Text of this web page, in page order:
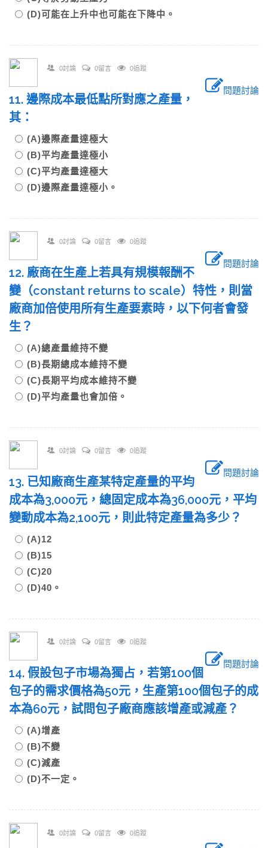
(D)可能在上升中也可能在下降中。
0討論 0留言 0追蹤
問題討論
11. 邊際成本最低點所對應之產量，
其：
(A)邊際產量達極大
(B)平均產量達極小
(C)平均產量達極大
(D)邊際產量達極小。
0討論 0留言 0追蹤
問題討論
12. 廠商在生產上若具有規模報酬不
變（constant returns to scale）特性，則當
廠商加倍使用所有生產要素時，以下何者會發
生？
(A)總產量維持不變
(B)長期總成本維持不變
(C)長期平均成本維持不變
(D)平均產量也會加倍。
0討論 0留言 0追蹤
問題討論
13. 已知廠商生產某特定產量的平均
成本為3,000元，總固定成本為36,000元，平均
變動成本為2,100元，則此特定產量為多少？
(A)12
(B)15
(C)20
(D)40。
0討論 0留言 0追蹤
問題討論
14. 假設包子市場為獨占，若第100個
包子的需求價格為50元，生產第100個包子的成
本為60元，試問包子廠商應該增產或減產？
(A)增產
(B)不變
(C)減產
(D)不一定。
0討論 0留言 0追蹤